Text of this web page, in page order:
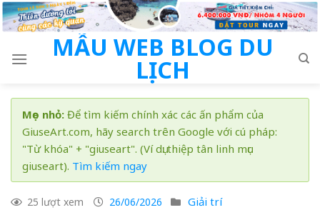
Skip
to
MẪU WEB BLOG DU
LỊCH
Mẹo nhỏ: Để tìm kiếm chính xác các ấn phẩm của
GiuseArt.com, hãy search trên Google với cú pháp:
"Từ khóa" + "giuseart". (Ví dụ: thiệp tân linh mục
giuseart). Tìm kiếm ngay
25 lượt xem 26/06/2026 Giải trí